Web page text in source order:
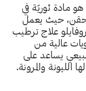
هو مادة ثوريّة في
حيث يعمل
علاج ترطيب
عالية من
يساعد على
والمرونة.